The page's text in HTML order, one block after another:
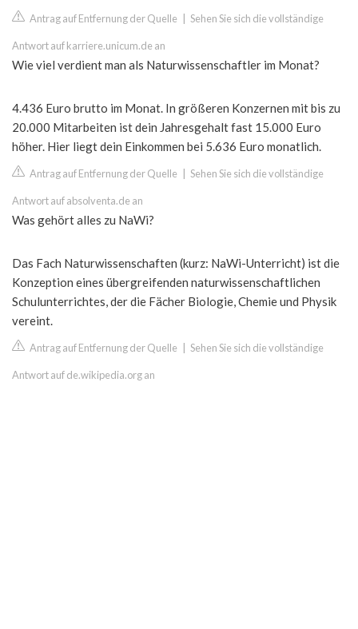
Antrag auf Entfernung der Quelle Sehen Sie sich die vollständige
Antwort auf karriere.unicum.de an
Wie viel verdient man als Naturwissenschaftler im Monat?
4.436 Euro brutto im Monat. In größeren Konzernen mit bis zu
20.000 Mitarbeiten ist dein Jahresgehalt fast 15.000 Euro
höher. Hier liegt dein Einkommen bei 5.636 Euro monatlich.
Antrag auf Entfernung der Quelle Sehen Sie sich die vollständige
Antwort auf absolventa.de an
Was gehört alles zu NaWi?
Das Fach Naturwissenschaften (kurz: NaWi-Unterricht) ist die
Konzeption eines übergreifenden naturwissenschaftlichen
Schulunterrichtes, der die Fächer Biologie, Chemie und Physik
vereint.
Antrag auf Entfernung der Quelle Sehen Sie sich die vollständige
Antwort auf de.wikipedia.org an